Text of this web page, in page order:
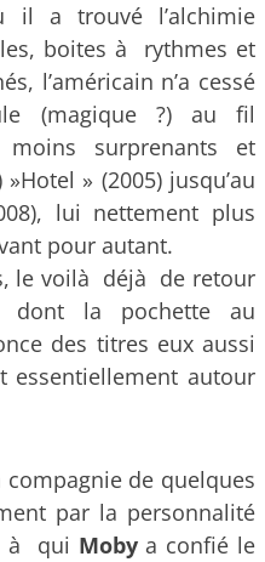
il a trouvé l’alchimie
boites à rythmes et
l’américain n’a cessé
(magique ?) au fil
surprenants et
» (2005) jusqu’au
lui nettement plus
pour autant.
le voilà déjà de retour
dont la pochette au
des titres eux aussi
essentiellement autour
de quelques
par la personnalité
à qui Mobya confié le